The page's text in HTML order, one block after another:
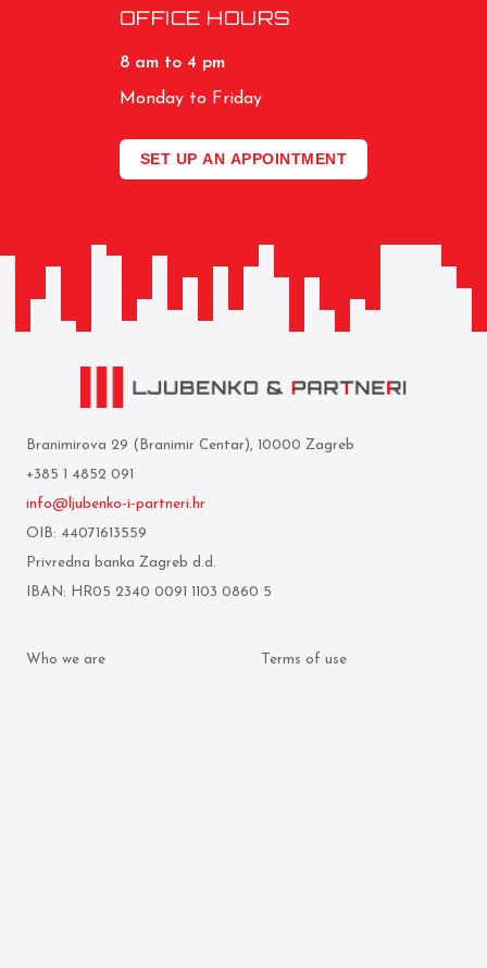
OFFICE HOURS
8 am to 4 pm
Monday to Friday
SET UP AN APPOINTMENT
Branimirova 29 (Branimir Centar), 10000 Zagreb
+385 1 4852 091
info@ljubenko-i-partneri.hr
OIB: 44071613559
Privredna banka Zagreb d.d.
IBAN: HR05 2340 0091 1103 0860 5
Who we are Terms of use